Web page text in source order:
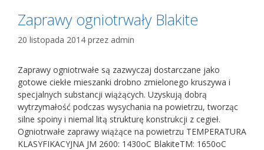
Zaprawy ogniotrwały Blakite
20 listopada 2014 przez admin
Zaprawy ogniotrwałe są zazwyczaj dostarczane jako
gotowe ciekłe mieszanki drobno zmielonego kruszywa i
specjalnych substancji wiążących. Uzyskują dobrą
wytrzymałość podczas wysychania na powietrzu, tworząc
silne spoiny i niemal litą strukturę konstrukcji z cegieł.
Ogniotrwałe zaprawy wiążące na powietrzu TEMPERATURA
KLASYFIKACYJNA JM 2600: 1430oC BlakiteTM: 1650oC